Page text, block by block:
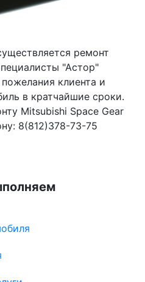
ремонт
"Астор"
клиента и
в кратчайшие сроки.
Mitsubishi Space Gear
8(812)378-73-75